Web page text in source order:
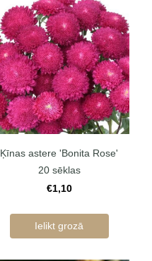
Ķīnas astere 'Bonita Rose'
20 sēklas
€1,10
Ielikt grozā